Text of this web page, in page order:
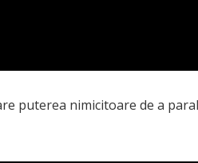
puterea nimicitoare de a